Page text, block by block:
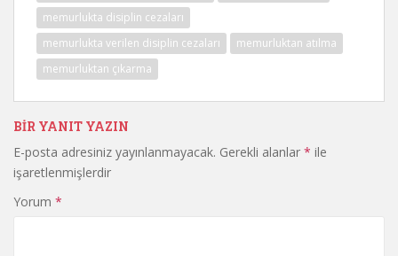
memurlukta disiplin cezaları
memurlukta verilen disiplin cezaları
memurluktan atılma
memurluktan çıkarma
BIR YANIT YAZIN
E-posta adresiniz yayınlanmayacak. Gerekli alanlar * ile
işaretlenmişlerdir
Yorum *